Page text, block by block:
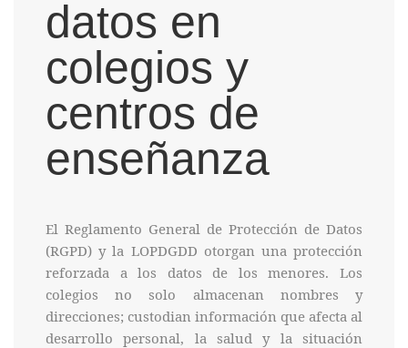
datos en
colegios y
centros de
enseñanza
El Reglamento General de Protección de Datos
(RGPD) y la LOPDGDD otorgan una protección
reforzada a los datos de los menores. Los
colegios no solo almacenan nombres y
direcciones; custodian información que afecta al
desarrollo personal, la salud y la situación